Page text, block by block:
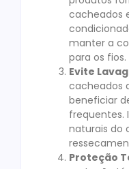
cacheados
manter a
para os fios.
Evite
cacheados
beneficiar
frequentes.
naturais do
Proteção